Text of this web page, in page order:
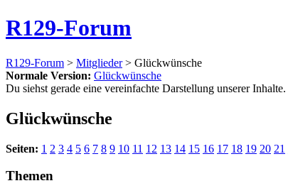
R129-Forum
R129-Forum > Mitglieder> Glückwünsche
Normale Version: Glückwünsche
Du siehst gerade eine vereinfachte Darstellung unserer Inhalte.
Glückwünsche
Seiten: 1 2 3 4 5 6 7 8 9 10 11 12 13 14 15 16 17 18 19 20 21
Themen